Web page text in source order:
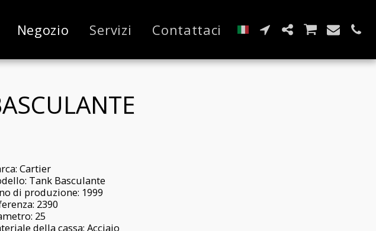
Negozio Servizi Contattaci
Cartier
Tank Basculante
di produzione: 1999
2390
25
della cassa: Acciaio